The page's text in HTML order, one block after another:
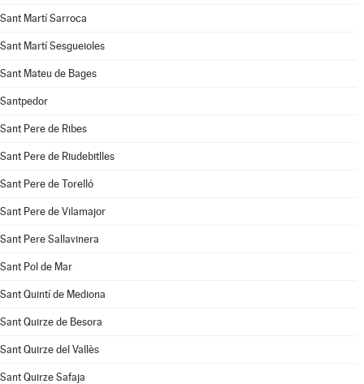
Sant Martí Sarroca
Sant Martí Sesgueioles
Sant Mateu de Bages
Santpedor
Sant Pere de Ribes
Sant Pere de Riudebitlles
Sant Pere de Torelló
Sant Pere de Vilamajor
Sant Pere Sallavinera
Sant Pol de Mar
Sant Quintí de Mediona
Sant Quirze de Besora
Sant Quirze del Vallès
Sant Quirze Safaja